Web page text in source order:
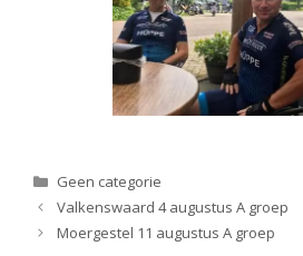
Categorieën
Geen categorie
Valkenswaard 4 augustus A groep
Moergestel 11 augustus A groep